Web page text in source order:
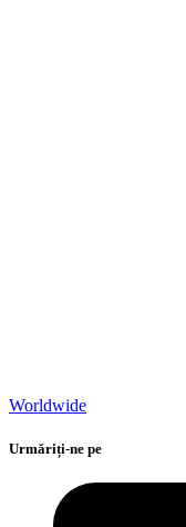
Worldwide
Urmăriți-ne pe